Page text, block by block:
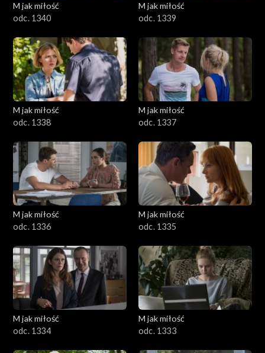
M jak miłość
odc. 1340
M jak miłość
odc. 1339
M jak miłość
odc. 1338
M jak miłość
odc. 1337
M jak miłość
odc. 1336
M jak miłość
odc. 1335
M jak miłość
odc. 1334
M jak miłość
odc. 1333